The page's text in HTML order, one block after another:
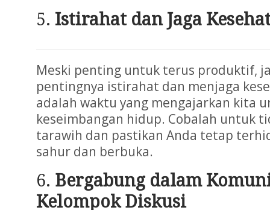
Istirahat dan Jaga
Meski penting untuk terus produktif,
pentingnya istirahat dan menjaga
adalah waktu yang mengajarkan kita
keseimbangan hidup. Cobalah untuk
tarawih dan pastikan Anda tetap
sahur dan berbuka.
Bergabung dalam
Kelompok Diskusi